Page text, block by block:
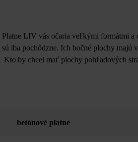
Platne LIV vás očaria veľkými formátmi a
sú iba pochôdzne. Ich bočné plochy majú
Kto by chcel mať plochy pohľadových
betónové platne